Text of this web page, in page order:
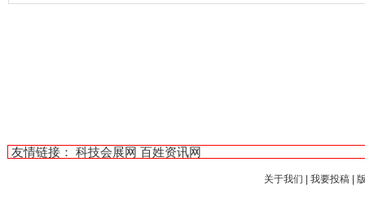
友情链接： 科技会展网 百姓资讯网
关于我们 我要投稿|